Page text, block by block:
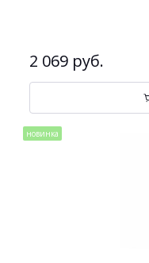
2 069 руб.
новинка